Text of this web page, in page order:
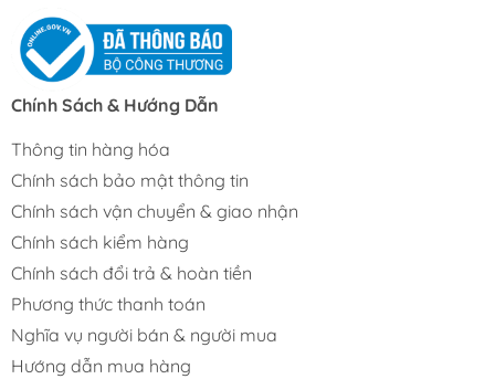
Chính Sách & Hướng Dẫn
Thông tin hàng hóa
Chính sách bảo mật thông tin
Chính sách vận chuyển & giao nhận
Chính sách kiểm hàng
Chính sách đổi trả & hoàn tiền
Phương thức thanh toán
Nghĩa vụ người bán & người mua
Hướng dẫn mua hàng